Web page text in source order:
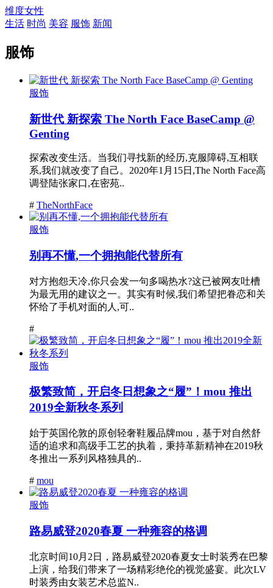
维度女性
生活 时尚 美容 服饰 新闻
服饰
服饰
新世代 新探索 The North Face BaseCamp @
Genting
探索改变生活。当我们寻找新的经历,克服障碍,互相联
系,我们就改变了自己。2020年1月15日,The North Face高
调登陆张家口,在密苑..
# TheNorthFace
服饰
别再不懂,一个拥抱能代替所有
对方抱怨天冷,你只会发一句多喝热水?这已被网友吐槽
为最无用的建议之一。其实有时候,我们希望把眷恋和关
怀给了手机对面的人,可..
#
服饰
极繁致简，开启冬日想象之“履”！mou 推出
2019全新秋冬系列
始于英国伦敦的原创轻奢鞋履品牌mou，基于对自然舒
适的追求和高级手工艺的执着，秉持革新精神在2019秋
冬推出一系列风格独具的..
# mou
服饰
路易威登2020春夏 一种雍容的格调
北京时间10月2日，路易威登2020春夏女士时装秀在巴黎
上演，给我们带来了一场精彩绝伦的视觉盛宴。此次LV
时装秀由女装艺术总监N..